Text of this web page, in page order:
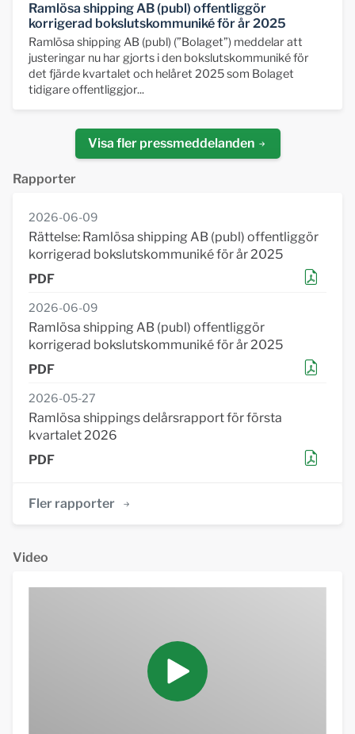
Ramlösa shipping AB (publ) offentliggör
korrigerad bokslutskommuniké för år 2025
Ramlösa shipping AB (publ) (”Bolaget”) meddelar att
justeringar nu har gjorts i den bokslutskommuniké för
det fjärde kvartalet och helåret 2025 som Bolaget
tidigare offentliggjor...
Visa fler pressmeddelanden
Rapporter
2026-06-09
Rättelse: Ramlösa shipping AB (publ) offentliggör
korrigerad bokslutskommuniké för år 2025
2026-06-09
Ramlösa shipping AB (publ) offentliggör
korrigerad bokslutskommuniké för år 2025
2026-05-27
Ramlösa shippings delårsrapport för första
kvartalet 2026
Fler rapporter
Video